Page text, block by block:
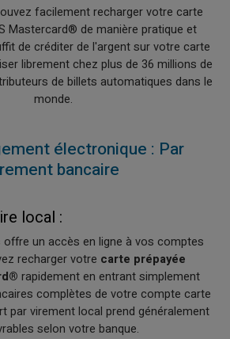
facilement recharger votre carte
Mastercard® de manière pratique et
de créditer de l'argent sur votre carte
librement chez plus de 36 millions de
de billets automatiques dans le
monde.
électronique : Par
bancaire
local :
offre un accès en ligne à vos comptes
recharger votre carte prépayée
rapidement en entrant simplement
complètes de votre compte carte
par virement local prend généralement
selon votre banque.